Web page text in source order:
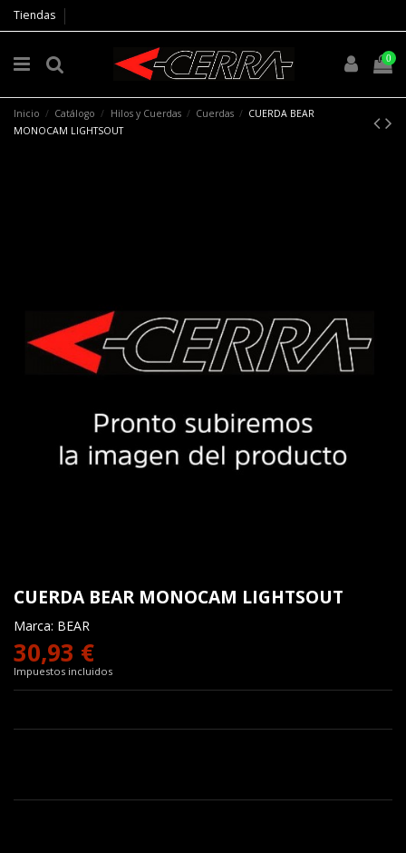
Tiendas
0
Inicio Catálogo Hilos y Cuerdas Cuerdas
CUERDA BEAR
MONOCAM LIGHTSOUT
CUERDA BEAR MONOCAM LIGHTSOUT
Marca: BEAR
30,93 €
Impuestos incluidos